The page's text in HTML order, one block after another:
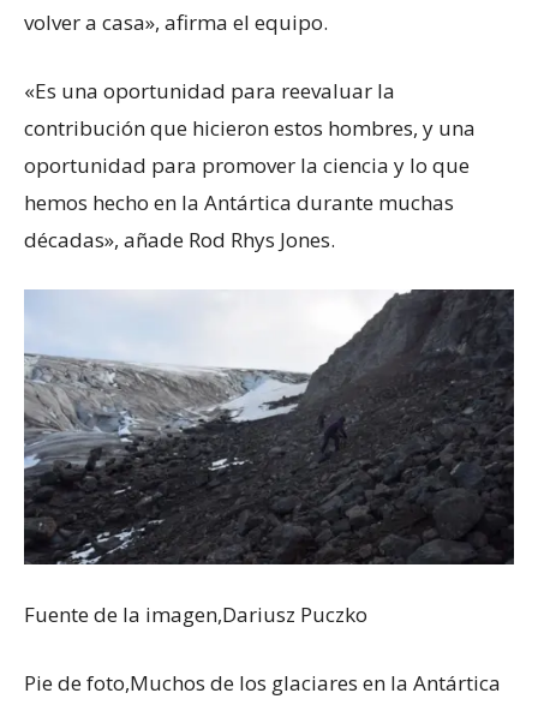
volver a casa», afirma el equipo.
«Es una oportunidad para reevaluar la
contribución que hicieron estos hombres, y una
oportunidad para promover la ciencia y lo que
hemos hecho en la Antártica durante muchas
décadas», añade Rod Rhys Jones.
Fuente de la imagen,Dariusz Puczko
Pie de foto,Muchos de los glaciares en la Antártica